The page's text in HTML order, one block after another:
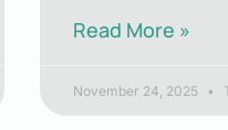
Read More »
November 24, 2025